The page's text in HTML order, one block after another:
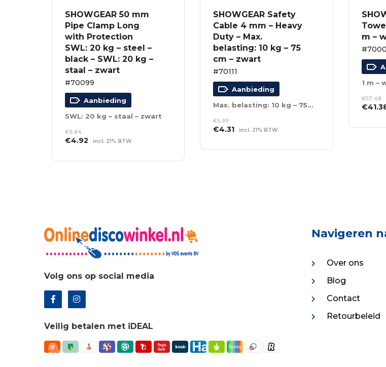
SHOWGEAR 50 mm
Pipe Clamp Long
with Protection
SWL: 20 kg – steel –
black – SWL: 20 kg –
staal – zwart
#70099
Aanbieding
SWL: 20 kg – staal – zwart
€6.84
Oorspronkelijke
was:
€4.92 Huidige
is:
incl. 21% BTW
WINKELWAGEN
SHOWGEAR Safety
Cable 4 mm – Heavy
Duty – Max.
belasting: 10 kg – 75
cm – zwart
#70111
Aanbieding
Max. belasting: 10 kg – 75 cm – zwart
€5.99
Oorspronkelijke
was:
€4.31Huidige
is:
incl. 21% BTW
WINKELWAGEN
m –
1 m –
€57.48
was:
€
Volg ons op social media
Veilig betalen met iDEAL
Navigeren
Over ons
Blog
Contact
Retourbeleid